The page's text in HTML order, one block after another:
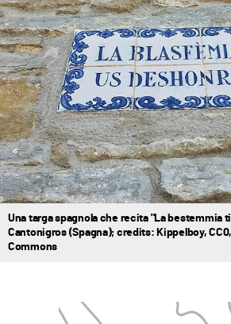
Una targa spagnola che recita "La bestemmia
Cantonigros (Spagna); credits: Kippelboy,
Commons